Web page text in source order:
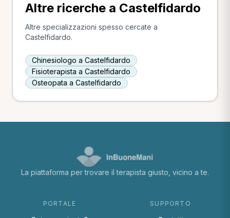
Altre ricerche a Castelfidardo
Altre specializzazioni spesso cercate a
Castelfidardo.
Chinesiologo a Castelfidardo
Fisioterapista a Castelfidardo
Osteopata a Castelfidardo
La piattaforma per trovare il terapista giusto, vicino a te.
PORTALE SUPPORTO